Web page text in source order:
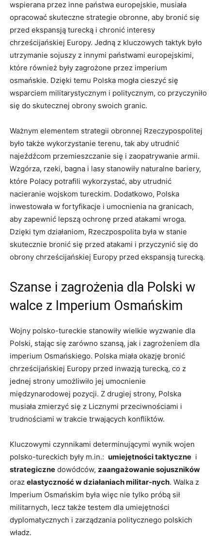
wspierana ‌przez inne państwa europejskie,‍ musiała
opracować ⁢skuteczne strategie obronne, ⁢aby bronić⁢ się
przed ⁣ekspansją ​turecką i​ chronić interesy
chrześcijańskiej Europy. Jedną z kluczowych taktyk było
utrzymanie sojuszy z innymi państwami europejskimi,
które również były zagrożone⁢ przez imperium
osmańskie. Dzięki‌ temu Polska mogła cieszyć się⁢
wsparciem militarystycznym⁢ i politycznym, ​co przyczyniło
‌się ​do skutecznej obrony swoich granic.
Ważnym elementem ‍strategii ‌obronnej Rzeczypospolitej
było także ⁤wykorzystanie terenu, tak aby⁢ utrudnić
najeźdźcom przemieszczanie się i zaopatrywanie armii.
Wzgórza, rzeki, bagna i lasy stanowiły naturalne bariery,
które⁣ Polacy potrafili wykorzystać, aby utrudnić
nacieranie wojskom tureckim. Dodatkowo, Polska
inwestowała w fortyfikacje i umocnienia na granicach,
aby​ zapewnić lepszą ochronę przed atakami wroga.
Dzięki tym⁢ działaniom, Rzeczpospolita była w stanie
skutecznie bronić ​się przed atakami i przyczynić się do‍
obrony chrześcijańskiej Europy przed ekspansją‌ turecką.
Szanse‌ i ⁢zagrożenia dla Polski ⁣w
walce z Imperium Osmańskim
Wojny polsko-tureckie stanowiły wielkie⁢ wyzwanie dla
⁣Polski, stając się zarówno szansą, jak i‍ zagrożeniem⁤ dla
imperium Osmańskiego. Polska miała okazję bronić
chrześcijańskiej ‍Europy⁣ przed ⁢inwazją turecką,⁣ co z
jednej strony umożliwiło jej umocnienie
międzynarodowej pozycji. Z drugiej strony,‌ Polska‍
musiała ⁤zmierzyć ‍się z Licznymi przeciwnościami i
‍trudnościami w trakcie trwających ‌konfliktów.
Kluczowymi czynnikami determinującymi wynik wojen
polsko-tureckich były m.in.: ⁢ umiejętności taktyczne ⁢ i
strategiczne dowódców, zaangażowanie sojuszników
oraz elastyczność w działaniach militar-nych. Walka z
Imperium Osmańskim była więc nie tylko próbą sił
militarnych, lecz także testem dla umiejętności⁤
dyplomatycznych i zarządzania politycznego polskich
władz.